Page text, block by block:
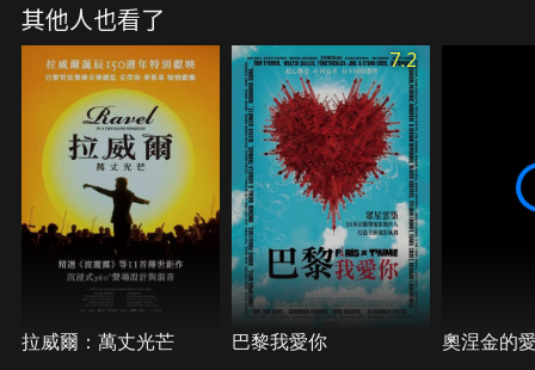
南北戰爭隨之爆發，南方年輕人紛紛從軍。衛希禮臨
上戰場前，與韓美蘭舉行了婚禮，怒火中燒的郝思嘉
也匆匆地與查里結婚了。由於戰事不利，南軍節節敗
退，就在這時，韓美蘭生下了兒子。為了讓韓美蘭與
孩子離開危險的莊園，郝思嘉求助於白瑞德，白瑞德
在此時向郝思嘉表白，並表明從軍意願，郝思嘉隨後
回到家中。最後面對現實終教人成熟堅強。
其他人也看了
拉威爾：萬丈光芒
7.2
巴黎我愛你 奧涅金的